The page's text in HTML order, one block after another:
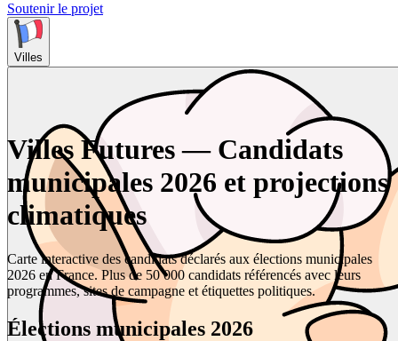
Soutenir le projet
Villes
Villes Futures — Candidats
municipales 2026 et projections
climatiques
Carte interactive des candidats déclarés aux élections municipales
2026 en France. Plus de 50 000 candidats référencés avec leurs
programmes, sites de campagne et étiquettes politiques.
Élections municipales 2026